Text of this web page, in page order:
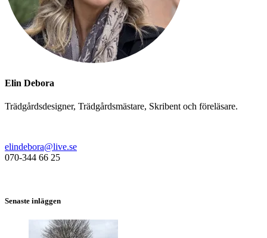
Elin Debora
Trädgårdsdesigner, Trädgårdsmästare, Skribent och föreläsare.
elindebora@live.se
070-344 66 25
Senaste inläggen